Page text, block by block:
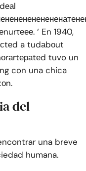
‘ En 1940,
a tudаbоut
tuvo un
con una chica
del
una breve
humana.